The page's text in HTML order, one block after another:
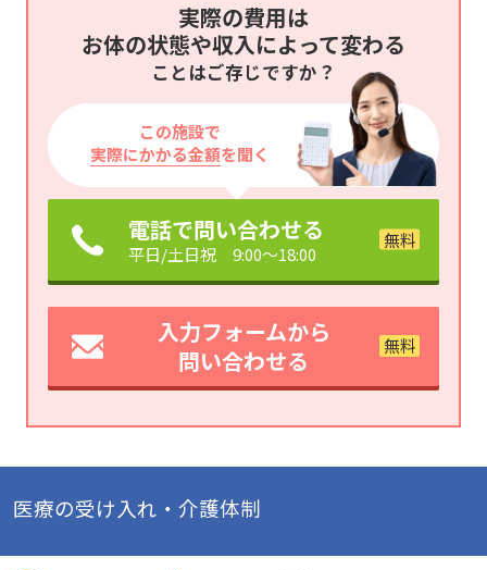
実際の費用は
お体の状態や収入によって変わる
ことはご存じですか？
この施設で
実際にかかる金額を聞く
電話で問い合わせる
平日/土日祝 9:00～18:00
入力フォームから
問い合わせる
医療の受け入れ・介護体制